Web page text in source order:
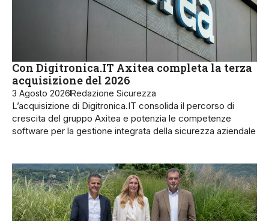
Con Digitronica.IT Axitea completa la terza
acquisizione del 2026
3 Agosto 2026Redazione Sicurezza
L’acquisizione di Digitronica.IT consolida il percorso di
crescita del gruppo Axitea e potenzia le competenze
software per la gestione integrata della sicurezza aziendale